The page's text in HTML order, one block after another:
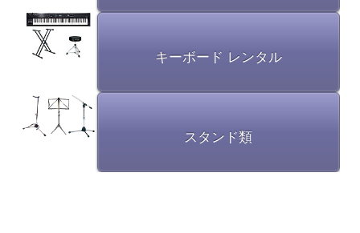
キーボード レンタル
スタンド類